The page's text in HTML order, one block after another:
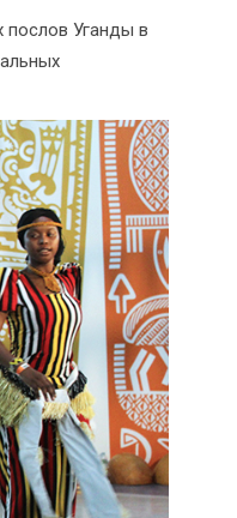
послов Уганды в